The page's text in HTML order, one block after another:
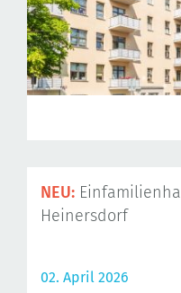
NEU:
Heinersdorf
02. April 2026